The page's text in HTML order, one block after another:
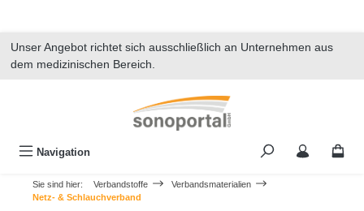
Unser Angebot richtet sich ausschließlich an Unternehmen aus
dem medizinischen Bereich.
Navigation
Sie sind hier: Verbandstoffe
Verbandsmaterialien
Netz- & Schlauchverband